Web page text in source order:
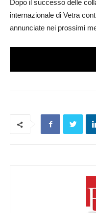
Dopo il successo delle
internazionale di Vetra
annunciate nei prossimi